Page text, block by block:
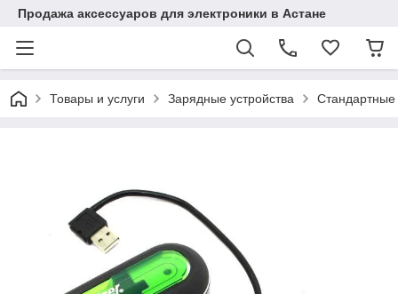
Продажа аксессуаров для электроники в Астане
Товары и услуги Зарядные устройства Стандартные